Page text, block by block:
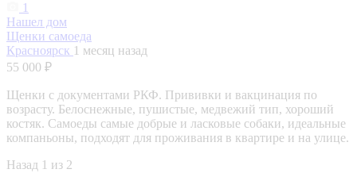
1
Нашел дом
Щенки самоеда
Красноярск 1 месяц назад
55 000 ₽
Щенки с документами РКФ. Прививки и вакцинация по
возрасту. Белоснежные, пушистые, медвежий тип, хороший
костяк. Самоеды самые добрые и ласковые собаки, идеальные
компаньоны, подходят для проживания в квартире и на улице.
Назад 1 из 2